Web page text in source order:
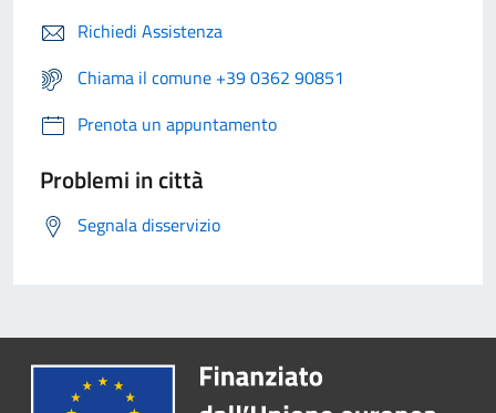
Richiedi Assistenza
Chiama il comune +39 0362 90851
Prenota un appuntamento
Problemi in città
Segnala disservizio